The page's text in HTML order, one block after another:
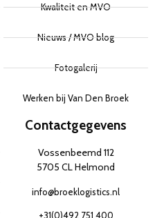
Kwaliteit en MVO
Nieuws / MVO blog
Fotogalerij
Werken bij Van Den Broek
Contactgegevens
Vossenbeemd 112
5705 CL Helmond
info@broeklogistics.nl
+31(0)492 751 400